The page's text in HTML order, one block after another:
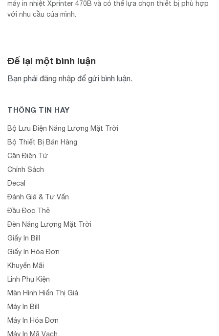
máy in nhiệt Xprinter 470B và có thể lựa chọn thiết bị phù hợp
với nhu cầu của mình.
Để lại một bình luận
Bạn phải đăng nhập để gửi bình luận.
THÔNG TIN HAY
Bộ Lưu Điện Năng Lượng Mặt Trời
Bộ Thiết Bị Bán Hàng
Cân Điện Tử
Chính Sách
Decal
Đánh Giá & Tư Vấn
Đầu Đọc Thẻ
Đèn Năng Lượng Mặt Trời
Giấy In Bill
Giấy In Hóa Đơn
Khuyến Mãi
Linh Phụ Kiện
Màn Hình Hiển Thị Giá
Máy In Bill
Máy In Hóa Đơn
Máy In Mã Vạch